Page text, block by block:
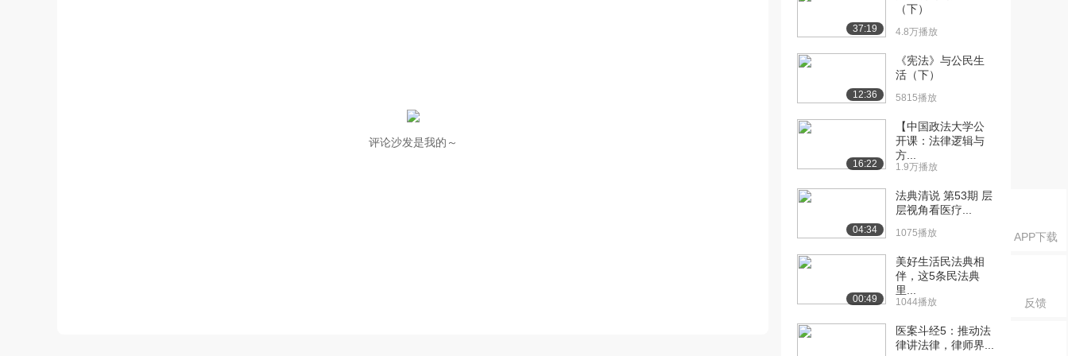
APP下载
反馈
评论沙发是我的～
37:19
（下）
4.8万播放
12:36
《宪法》与公民生
活（下）
5815播放
16:22
【中国政法大学公
开课：法律逻辑与
方...
1.9万播放
04:34
法典清说 第53期 层
层视角看医疗...
1075播放
00:49
美好生活民法典相
伴，这5条民法典
里...
1044播放
医案斗经5：推动法
律讲法律，律师界...